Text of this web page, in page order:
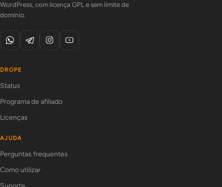
WordPress, com licença GPL e sem limite de
domínio.
DROPE
Status
Programa de afiliado
Licenças
AJUDA
Perguntas frequentes
Como utilizar